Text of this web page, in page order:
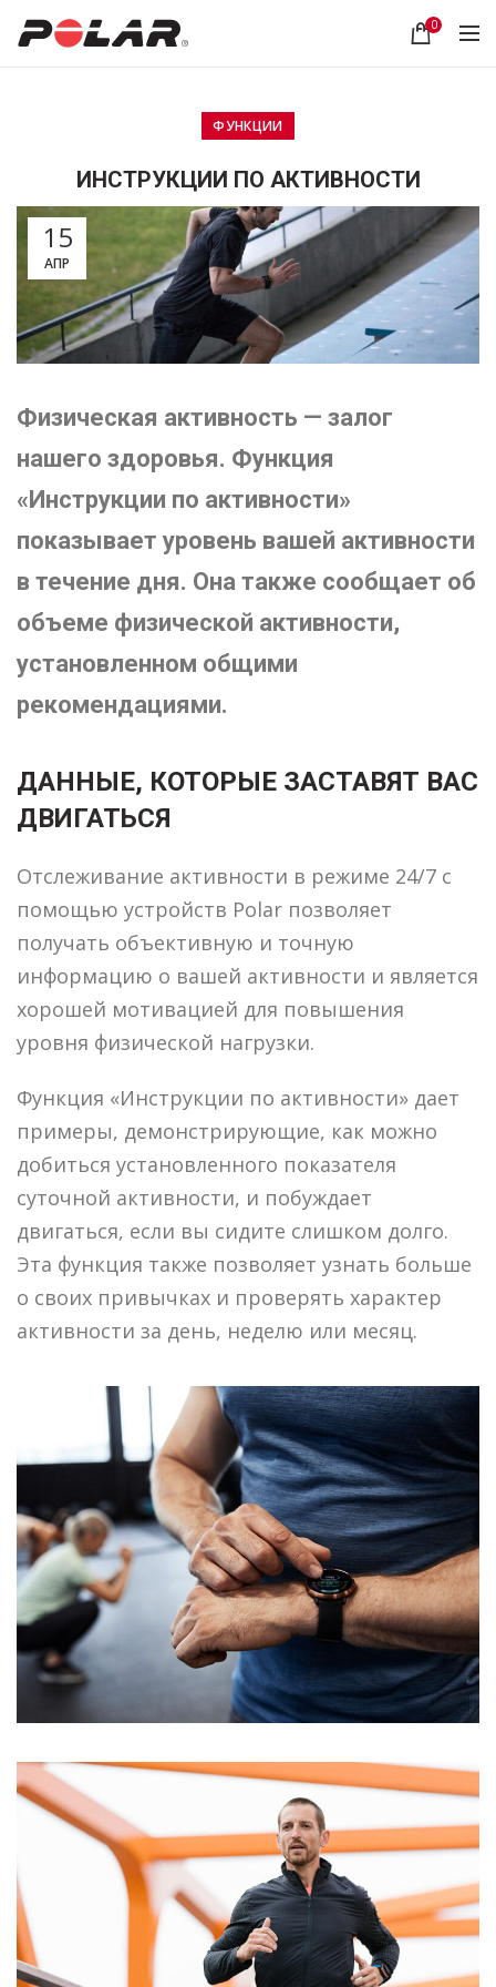
0
ФУНКЦИИ
ИНСТРУКЦИИ ПО АКТИВНОСТИ
15
АПР
Физическая активность — залог
нашего здоровья. Функция
«Инструкции по активности»
показывает уровень вашей активности
в течение дня. Она также сообщает об
объеме физической активности,
установленном общими
рекомендациями.
ДАННЫЕ, КОТОРЫЕ ЗАСТАВЯТ ВАС
ДВИГАТЬСЯ
Отслеживание активности в режиме 24/7 с
помощью устройств Polar позволяет
получать объективную и точную
информацию о вашей активности и является
хорошей мотивацией для повышения
уровня физической нагрузки.
Функция «Инструкции по активности» дает
примеры, демонстрирующие, как можно
добиться установленного показателя
суточной активности, и побуждает
двигаться, если вы сидите слишком долго.
Эта функция также позволяет узнать больше
о своих привычках и проверять характер
активности за день, неделю или месяц.